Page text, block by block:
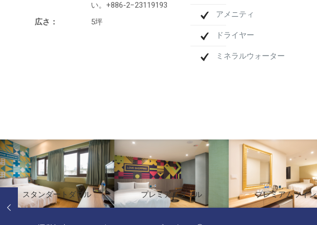
い。+886-2−23119193
広さ：
5坪
アメニティ
ドライヤー
ミネラルウォーター
スタンダートダブル プレミアムダブル プレミアムツイン